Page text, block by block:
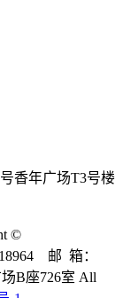
香年广场T3号楼
©
邮 箱：
B座726室 All